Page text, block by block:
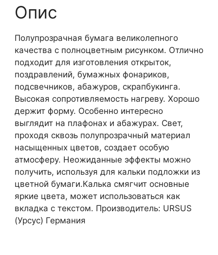
Опис
Полупрозрачная бумага великолепного
качества с полноцветным рисунком. Отлично
подходит для изготовления открыток,
поздравлений, бумажных фонариков,
подсвечников, абажуров, скрапбукинга.
Высокая сопротивляемость нагреву. Хорошо
держит форму. Особенно интересно
выглядит на плафонах и абажурах. Свет,
проходя сквозь полупрозрачный материал
насыщенных цветов, создает особую
атмосферу. Неожиданные эффекты можно
получить, используя для кальки подложки из
цветной бумаги.Калька смягчит основные
яркие цвета, может использоваться как
вкладка с текстом. Производитель: URSUS
(Урсус) Германия